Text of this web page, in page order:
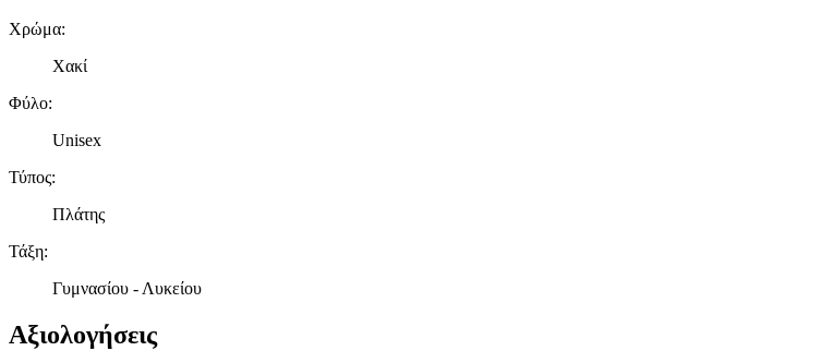
Χρώμα:
Χακί
Φύλο:
Unisex
Τύπος:
Πλάτης
Τάξη:
Γυμνασίου - Λυκείου
Αξιολογήσεις